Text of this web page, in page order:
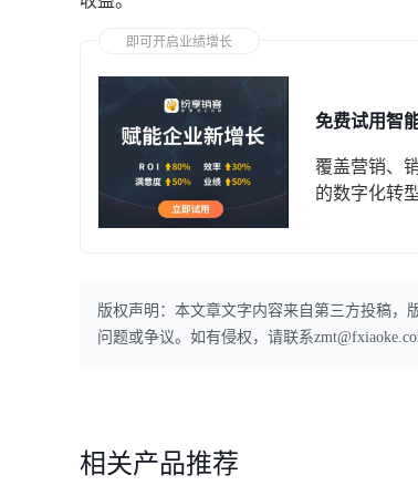
即可开启业绩增长
免费试用智
覆盖营销、
的数字化转型
版权声明：本文章文字内容来自第三方投稿，
问题或争议。如有侵权，请联系
相关产品推荐